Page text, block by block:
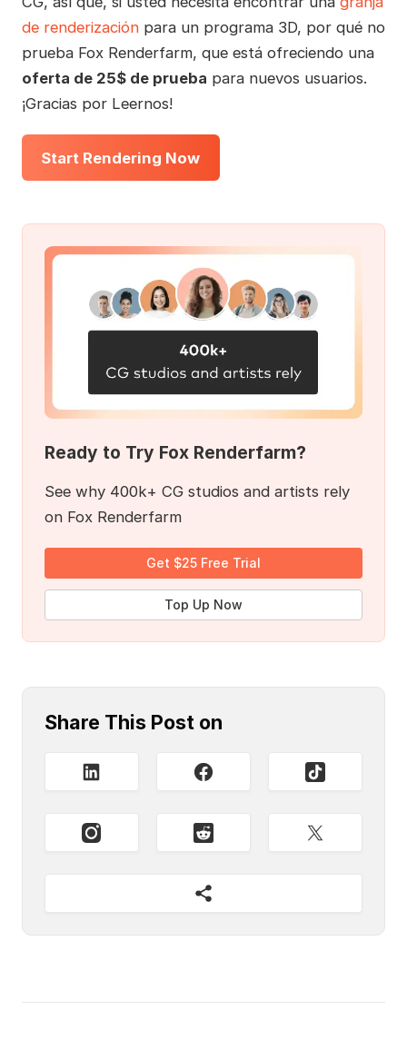
de renderizaciónpara un programa 3D, por qué no
prueba Fox Renderfarm, que está ofreciendo una
oferta de 25$ de prueba para nuevos usuarios.
¡Gracias por Leernos!
Start Rendering Now
Ready to Try Fox Renderfarm?
See why 400k+ CG studios and artists rely
on Fox Renderfarm
Get $25 Free Trial
Top Up Now
Share This Post on